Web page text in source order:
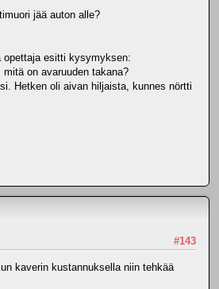
jää auton alle?
opettaja esitti kysymyksen:
on avaruuden takana?
Hetken oli aivan hiljaista, kunnes nörtti
#143
kaverin kustannuksella niin tehkää